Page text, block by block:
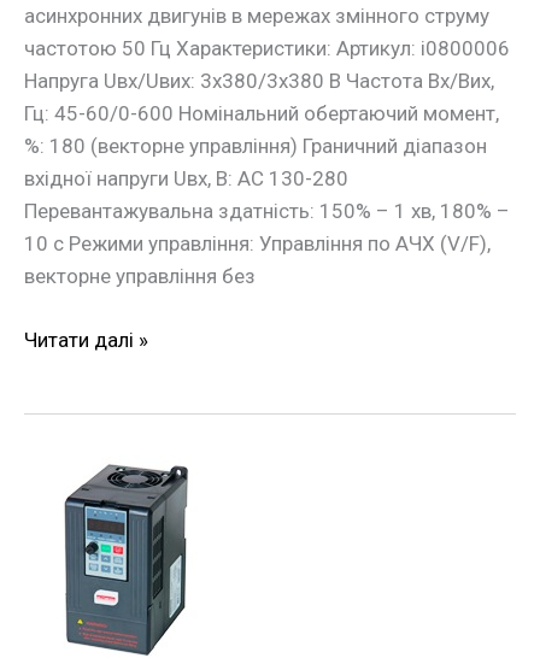
асинхронних двигунів в мережах змінного струму
частотою 50 Гц Характеристики: Артикул: i0800006
Напруга Uвх/Uвих: 3х380/3х380 В Частота Вх/Вих,
Гц: 45-60/0-600 Номінальний обертаючий момент,
%: 180 (векторне управління) Граничний діапазон
вхідної напруги Uвх, В: АС 130-280
Перевантажувальна здатність: 150% – 1 хв, 180% –
10 с Режими управління: Управління по АЧХ (V/F),
векторне управління без
Читати далі »
Частотний
перетворювач
drive.7R5
7,5кВт
3ф/380В